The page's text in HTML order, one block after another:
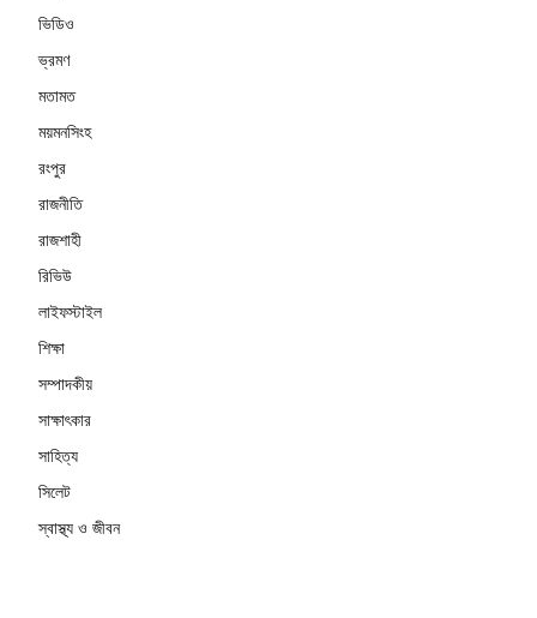
ভিডিও
ভ্রমণ
মতামত
ময়মনসিংহ
রংপুর
রাজনীতি
রাজশাহী
রিভিউ
লাইফস্টাইল
শিক্ষা
সম্পাদকীয়
সাক্ষাৎকার
সাহিত্য
সিলেট
স্বাস্থ্য ও জীবন